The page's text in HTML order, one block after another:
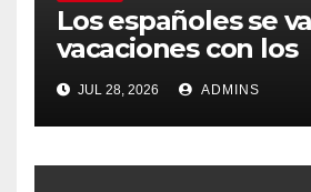
Los españoles se
vacaciones con los
carburantes hasta
más caros que el
y los hoteles
JUL 28, 2026 ADMINS